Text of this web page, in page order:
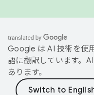
Google は AI 技術を使
語に翻訳しています。
あります。